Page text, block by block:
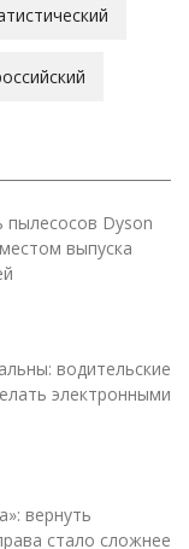
пылесосов Dyson
выпуска
водительские
электронными
вернуть
стало сложнее